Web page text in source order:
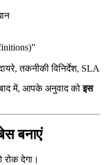
तकनीकी विनिर्देश, SLA
में, आपके अनुवाद कोइस
बनाएं
रोक देगा।